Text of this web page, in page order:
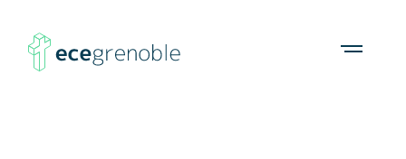
ECE
À propos Agenda RessourcesOpen